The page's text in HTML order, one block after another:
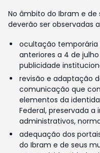
No âmbito do Ibram e de
deverão ser observadas
ocultação temporária
anteriores a 4 de
publicidade
revisão e adaptação
comunicação que
elementos da
Federal, preservada
administrativos,
adequação dos
do Ibram e de seus